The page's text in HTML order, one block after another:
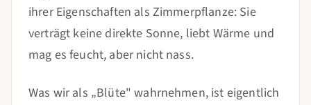
ihrer Eigenschaften als Zimmerpflanze: Sie
verträgt keine direkte Sonne, liebt Wärme und
mag es feucht, aber nicht nass.
Was wir als „Blüte" wahrnehmen, ist eigentlich